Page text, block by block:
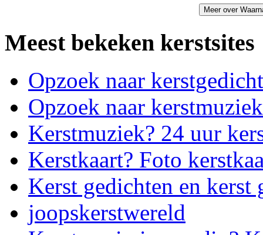
Meer over
Meest bekeken kerstsites
Opzoek naar
Opzoek naar
Kerstmuziek? 24 uur
Kerstkaart? Foto
Kerst gedichten en kerst
joopskerstwereld